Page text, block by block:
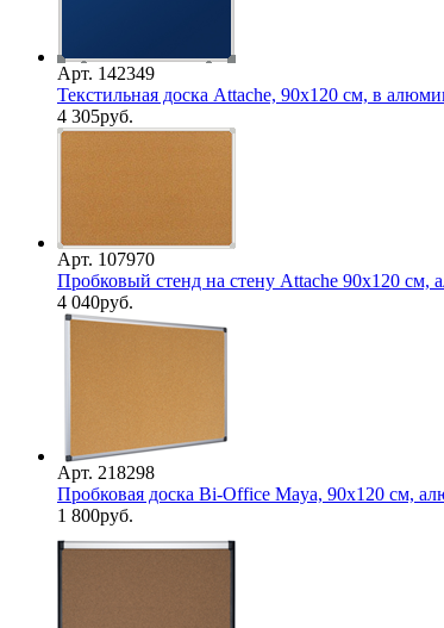
Арт. 142349
Текстильная доска Attache, 90х120 см, в
4 305руб.
Арт. 107970
Пробковый стенд на стену Attache 90х120 см,
4 040руб.
Арт. 218298
Пробковая доска Bi-Office Maya, 90х120 см,
1 800руб.